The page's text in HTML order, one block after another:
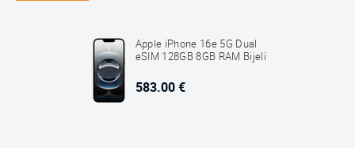
Apple iPhone 16e 5G Dual
eSIM 128GB 8GB RAM Bijeli
583.00 €